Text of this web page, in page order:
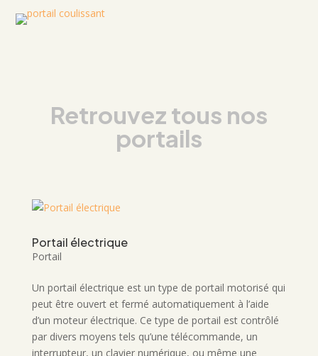
Retrouvez tous nos
portails
Portail électrique
Portail
Un portail électrique est un type de portail motorisé qui
peut être ouvert et fermé automatiquement à l’aide
d’un moteur électrique. Ce type de portail est contrôlé
par divers moyens tels qu’une télécommande, un
interrupteur, un clavier numérique, ou même une